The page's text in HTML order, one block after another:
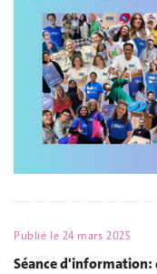
Publié le 24 mars 2025
Séance d'information: